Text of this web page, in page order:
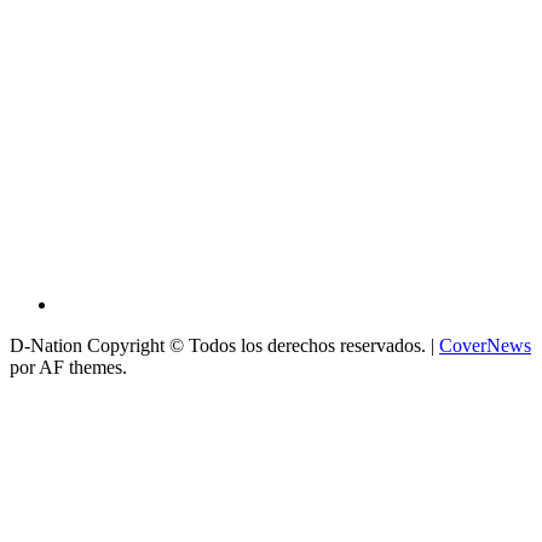
D-Nation Copyright © Todos los derechos reservados. | CoverNews
por AF themes.